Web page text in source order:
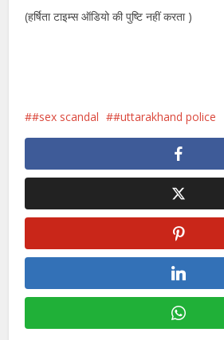
(हर्षिता टाइम्स ऑडियो की पुष्टि नहीं करता )
#sex scandal #uttarakhand police